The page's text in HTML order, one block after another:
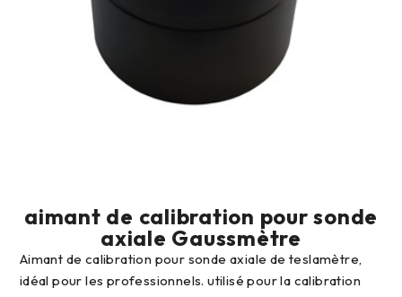
aimant de calibration pour sonde
axiale Gaussmètre
aimant de calibration pour sonde axiale de teslamètre,
idéal pour les professionnels. utilisé pour la calibration